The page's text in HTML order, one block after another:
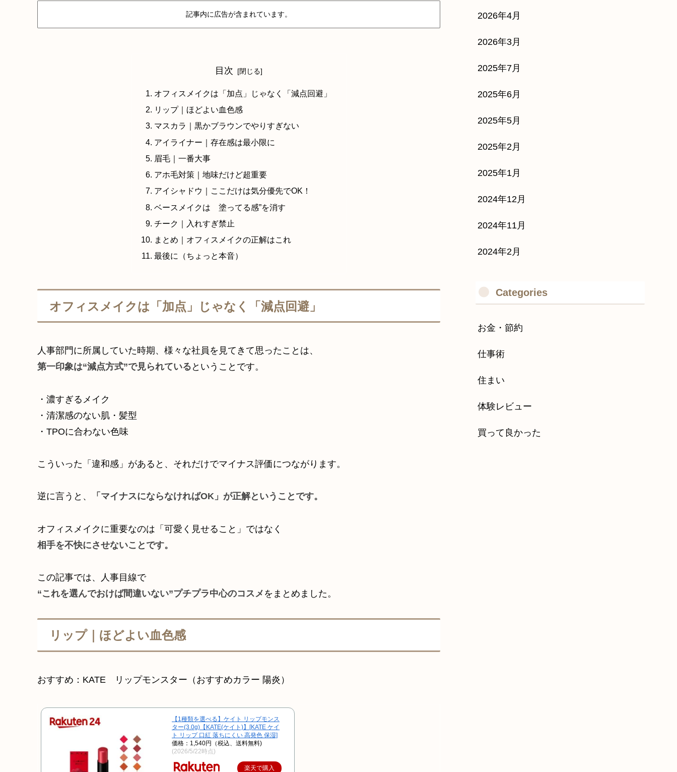
記事内に広告が含まれています。
目次
オフィスメイクは「加点」じゃなく「減点回避」
リップ｜ほどよい血色感
マスカラ｜黒かブラウンでやりすぎない
アイライナー｜存在感は最小限に
眉毛｜一番大事
アホ毛対策｜地味だけど超重要
アイシャドウ｜ここだけは気分優先でOK！
ベースメイクは 塗ってる感”を消す
チーク｜入れすぎ禁止
まとめ｜オフィスメイクの正解はこれ
最後に（ちょっと本音）
オフィスメイクは「加点」じゃなく「減点回避」
人事部門に所属していた時期、様々な社員を見てきて思ったことは、
第一印象は“減点方式”で見られている ということです。
・濃すぎるメイク
・清潔感のない肌・髪型
・TPOに合わない色味
こういった「違和感」があると、それだけでマイナス評価につながります。
逆に言うと、 「マイナスにならなければOK」が正解ということです。
オフィスメイクに重要なのは「可愛く見せること」ではなく
相手を不快にさせないことです。
この記事では、人事目線で
“これを選んでおけば間違いない”プチプラ中心のコスメ をまとめました。
リップ｜ほどよい血色感
おすすめ：KATE リップモンスター（おすすめカラー 陽炎）
【1種類を選べる】ケイト リップモンス
ター(3.0g)【KATE(ケイト)】[KATE ケイ
ト リップ 口紅 落ちにくい 高発色 保湿]
価格：1,540円（税込、送料無料)
(2026/5/22時点)
楽天で購入
2026年4月
2026年3月
2025年7月
2025年6月
2025年5月
2025年2月
2025年1月
2024年12月
2024年11月
2024年2月
Categories
お金・節約
仕事術
住まい
体験レビュー
買って良かった